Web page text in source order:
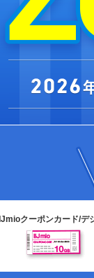
IIJmioクーポンカード/デ